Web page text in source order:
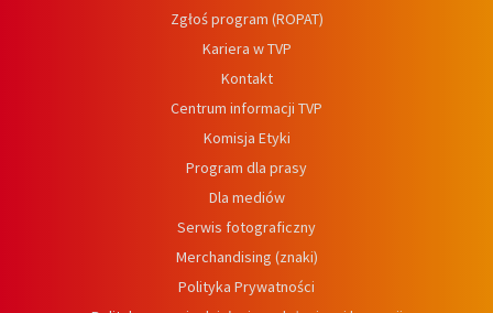
Zgłoś program (ROPAT)
Kariera w TVP
Kontakt
Centrum informacji TVP
Komisja Etyki
Program dla prasy
Dla mediów
Serwis fotograficzny
Merchandising (znaki)
Polityka Prywatności